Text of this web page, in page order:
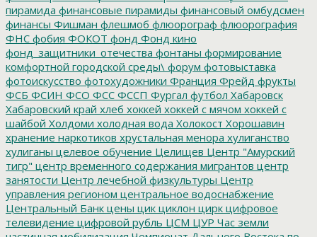
пирамида финансовые пирамиды финансовый омбудсмен
финансы Фишман флешмоб флюорограф флюорография
ФНС фобия ФОКОТ фонд Фонд кино
фонд_защитники_отечества фонтаны формирование
комфортной городской среды\ форум фотовыставка
фотоискусство фотохудожники Франция Фрейд фрукты
ФСБ ФСИН ФСО ФСС ФССП Фургал футбол Хабаровск
Хабаровский край хлеб хоккей хоккей с мячом хоккей с
шайбой Холдоми холодная вода Холокост Хорошавин
хранение наркотиков хрустальная менора хулиганство
хулиганы целевое обучение Целищев Центр "Амурский
тигр" центр временного содержания мигрантов центр
занятости Центр лечебной физкультуры Центр
управления регионом центральное водоснабжение
Центральный Банк цены цик циклон цирк цифровое
телевидение цифровой рубль ЦСМ ЦУР Час земли